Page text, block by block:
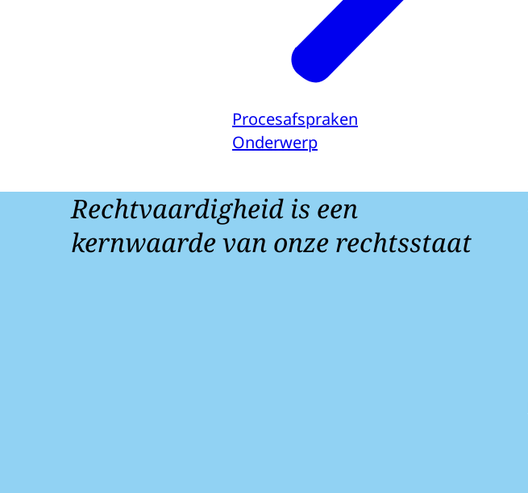
Procesafspraken
Onderwerp
Rechtvaardigheid is een
kernwaarde van onze rechtsstaat